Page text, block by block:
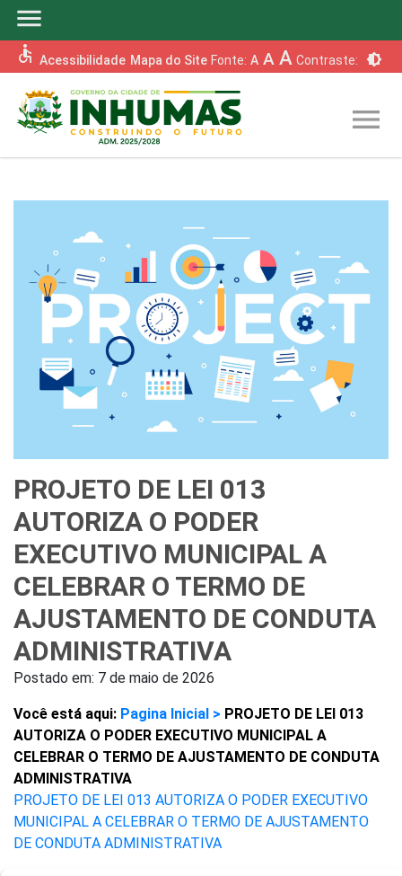
menu
accessible Acessibilidade Mapa do Site Fonte: A A A Contraste: brightness_6
menu
PROJETO DE LEI 013
AUTORIZA O PODER
EXECUTIVO MUNICIPAL A
CELEBRAR O TERMO DE
AJUSTAMENTO DE CONDUTA
ADMINISTRATIVA
Postado em: 7 de maio de 2026
Você está aqui: Pagina Inicial > PROJETO DE LEI 013
AUTORIZA O PODER EXECUTIVO MUNICIPAL A
CELEBRAR O TERMO DE AJUSTAMENTO DE CONDUTA
ADMINISTRATIVA
PROJETO DE LEI 013 AUTORIZA O PODER EXECUTIVO
MUNICIPAL A CELEBRAR O TERMO DE AJUSTAMENTO
DE CONDUTA ADMINISTRATIVA